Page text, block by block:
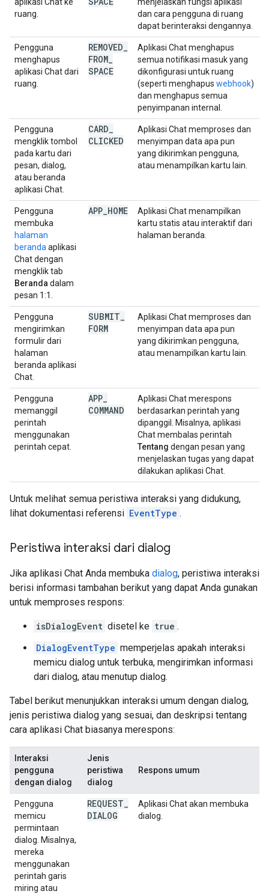
ruang.
dan cara pengguna di ruang
dapat berinteraksi dengannya.
Pengguna
menghapus
aplikasi Chat dari
ruang.
REMOVED
FROM
SPACE
Aplikasi Chat menghapus
semua notifikasi masuk yang
dikonfigurasi untuk ruang
(seperti menghapus webhook)
dan menghapus semua
penyimpanan internal.
Pengguna
mengklik tombol
pada kartu dari
pesan, dialog,
atau beranda
aplikasi Chat.
CARD
CLICKED
Aplikasi Chat memproses dan
menyimpan data apa pun
yang dikirimkan pengguna,
atau menampilkan kartu lain.
Pengguna
membuka
halaman
beranda aplikasi
Chat dengan
mengklik tab
Beranda dalam
pesan 1:1.
APP HOME
Aplikasi Chat menampilkan
kartu statis atau interaktif dari
halaman beranda.
Pengguna
mengirimkan
formulir dari
halaman
beranda aplikasi
Chat.
SUBMIT
FORM
Aplikasi Chat memproses dan
menyimpan data apa pun
yang dikirimkan pengguna,
atau menampilkan kartu lain.
Pengguna
memanggil
perintah
menggunakan
perintah cepat.
APP
COMMAND
Aplikasi Chat merespons
berdasarkan perintah yang
dipanggil. Misalnya, aplikasi
Chat membalas perintah
Tentang dengan pesan yang
menjelaskan tugas yang dapat
dilakukan aplikasi Chat.
Untuk melihat semua peristiwa interaksi yang didukung,
lihat dokumentasi referensi EventType .
Peristiwa interaksi dari dialog
Jika aplikasi Chat Anda membuka dialog, peristiwa interaksi
berisi informasi tambahan berikut yang dapat Anda gunakan
untuk memproses respons:
isDialogEvent disetel ke true .
DialogEventType memperjelas apakah interaksi
memicu dialog untuk terbuka, mengirimkan informasi
dari dialog, atau menutup dialog.
Tabel berikut menunjukkan interaksi umum dengan dialog,
jenis peristiwa dialog yang sesuai, dan deskripsi tentang
cara aplikasi Chat biasanya merespons:
Interaksi
pengguna
dengan dialog
Jenis
peristiwa
dialog
Respons umum
Pengguna
memicu
permintaan
dialog. Misalnya,
mereka
menggunakan
perintah garis
miring atau
REQUEST
DIALOG
Aplikasi Chat akan membuka
dialog.